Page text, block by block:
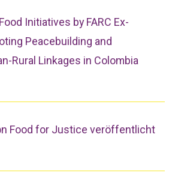
Initiatives by FARC Ex-
Peacebuilding and
Rural Linkages in Colombia
Food for Justice veröffentlicht